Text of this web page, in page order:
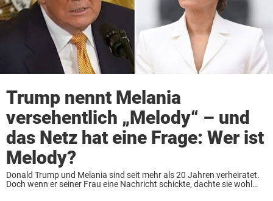
Trump nennt Melania
versehentlich „Melody“ – und
das Netz hat eine Frage: Wer ist
Melody?
Donald Trump und Melania sind seit mehr als 20 Jahren verheiratet.
Doch wenn er seiner Frau eine Nachricht schickte, dachte sie wohl